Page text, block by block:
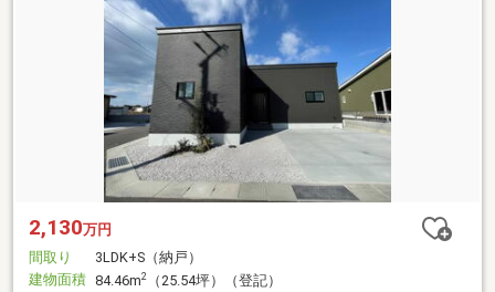
2,130万円
間取り
3LDK+S（納戸）
建物面積 84.46m2
（25.54坪）（登記）